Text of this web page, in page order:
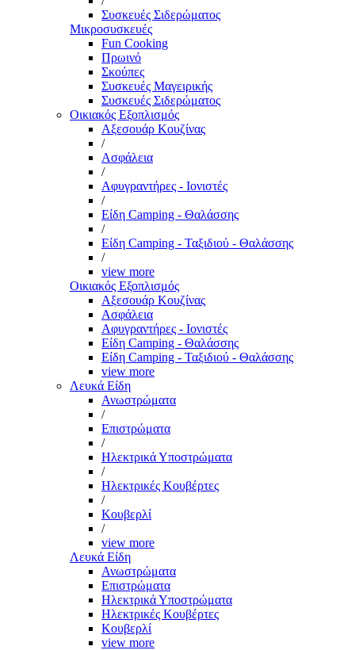
Συσκευές Σιδερώματος
Μικροσυσκευές
Fun Cooking
Πρωινό
Σκούπες
Συσκευές Μαγειρικής
Συσκευές Σιδερώματος
Οικιακός Εξοπλισμός
Αξεσουάρ Κουζίνας
/
Ασφάλεια
/
Αφυγραντήρες - Ιονιστές
/
Είδη Camping - Θαλάσσης
/
Είδη Camping - Ταξιδιού - Θαλάσσης
/
view more
Οικιακός Εξοπλισμός
Αξεσουάρ Κουζίνας
Ασφάλεια
Αφυγραντήρες - Ιονιστές
Είδη Camping - Θαλάσσης
Είδη Camping - Ταξιδιού - Θαλάσσης
view more
Λευκά Είδη
Ανωστρώματα
/
Επιστρώματα
/
Ηλεκτρικά Υποστρώματα
/
Ηλεκτρικές Κουβέρτες
/
Κουβερλί
/
view more
Λευκά Είδη
Ανωστρώματα
Επιστρώματα
Ηλεκτρικά Υποστρώματα
Ηλεκτρικές Κουβέρτες
Κουβερλί
view more